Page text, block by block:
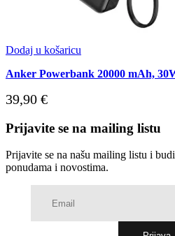
Dodaj u košaricu
Anker Powerbank 20000 mAh,
39,90 €
Prijavite se na mailing listu
Prijavite se na našu mailing listu i
ponudama i novostima.